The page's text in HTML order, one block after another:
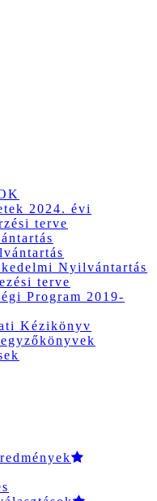
2024. évi
terve
Nyilvántartás
terve
Program 2019-
Kézikönyv